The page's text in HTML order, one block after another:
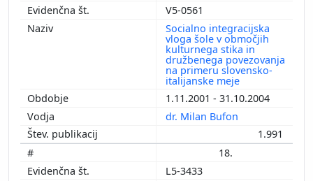
V5-0561
Socialno integracijska
vloga šole v območjih
kulturnega stika in
družbenega povezovanja
na primeru slovensko-
italijanske meje
1.11.2001 - 31.10.2004
dr. Milan Bufon
1.991
18.
L5-3433